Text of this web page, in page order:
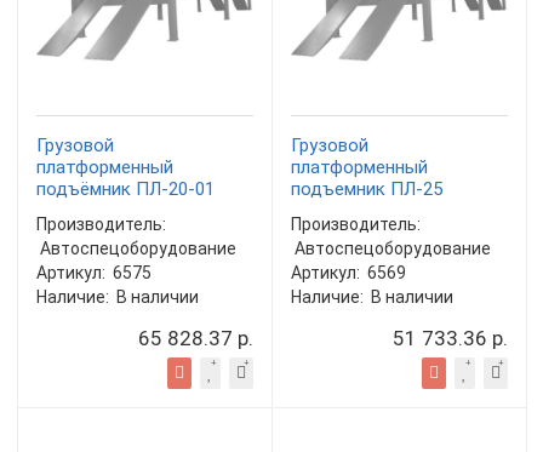
Грузовой
платформенный
подъёмник ПЛ-20-01
Производитель:
Автоспецоборудование
Артикул: 6575
Наличие: В наличии
65 828.37 р.
Грузовой
платформенный
подъемник ПЛ-25
Производитель:
Автоспецоборудование
Артикул: 6569
Наличие: В наличии
51 733.36 р.